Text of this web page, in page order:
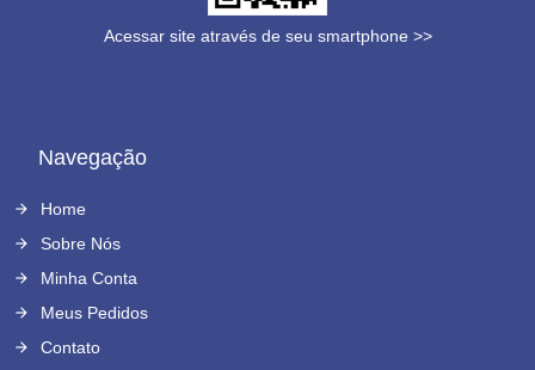
Acessar site através de seu smartphone >>
Navegação
Home
Sobre Nós
Minha Conta
Meus Pedidos
Contato